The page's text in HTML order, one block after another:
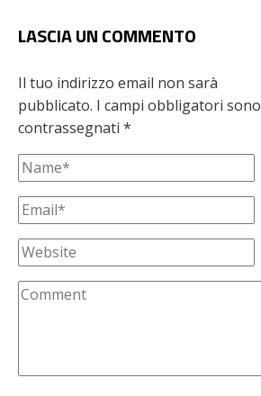
LASCIA UN COMMENTO
Il tuo indirizzo email non sarà
pubblicato. I campi obbligatori sono
contrassegnati *